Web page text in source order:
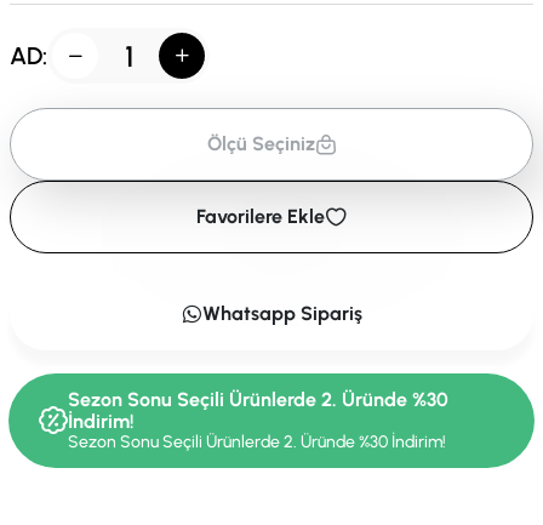
AD:
Ölçü Seçiniz
Favorilere Ekle
Whatsapp Sipariş
Sezon Sonu Seçili Ürünlerde 2. Üründe %30
İndirim!
Sezon Sonu Seçili Ürünlerde 2. Üründe %30 İndirim!